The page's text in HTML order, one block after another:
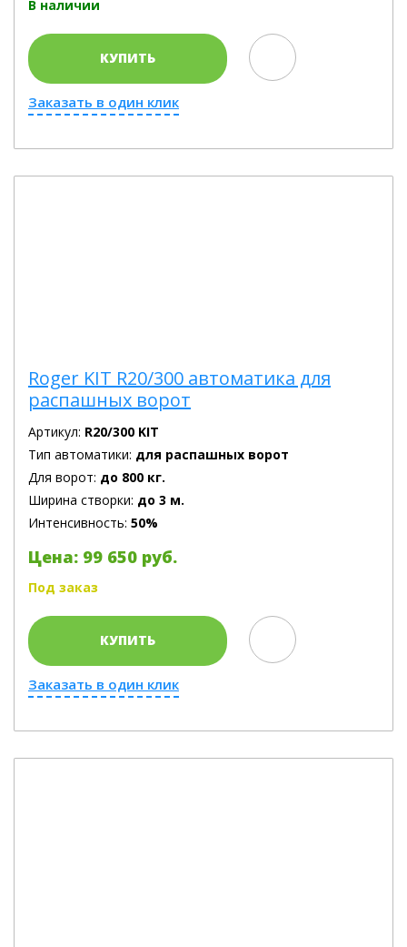
В наличии
КУПИТЬ
Заказать в один клик
Roger KIT R20/300 автоматика для
распашных ворот
Артикул: R20/300 KIT
Тип автоматики: для распашных ворот
Для ворот: до 800 кг.
Ширина створки: до 3 м.
Интенсивность: 50%
Цена: 99 650 руб.
Под заказ
КУПИТЬ
Заказать в один клик